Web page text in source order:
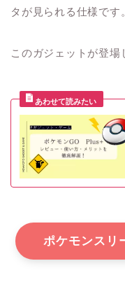
タが見られる仕様です。
このガジェットが登
ポケモンスリ